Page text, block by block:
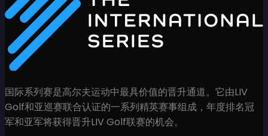
国际系列赛是高尔夫运动中最具价值的晋升通道。它由LIV
Golf和亚巡赛联合认证的一系列精英赛事组成，年度排名冠
军和亚军将获得晋升LIV Golf联赛的机会。